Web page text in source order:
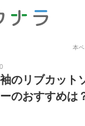
本
のリブカット
のおすすめは